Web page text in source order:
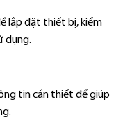
lắp đặt thiết bị, kiểm
dụng.
tin cần thiết để giúp